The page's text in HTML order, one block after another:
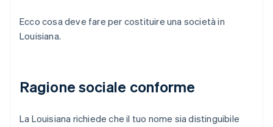
Ecco cosa deve fare per costituire una società in
Louisiana.
Ragione sociale conforme
La Louisiana richiede che il tuo nome sia distinguibile